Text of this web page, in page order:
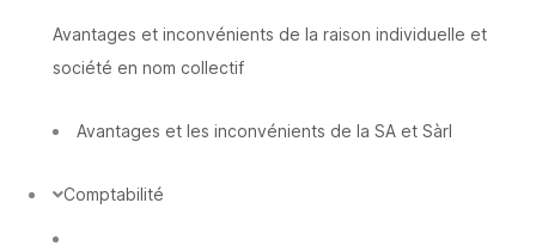
Avantages et inconvénients de la raison individuelle et
société en nom collectif
Avantages et les inconvénients de la SA et Sàrl
Comptabilité